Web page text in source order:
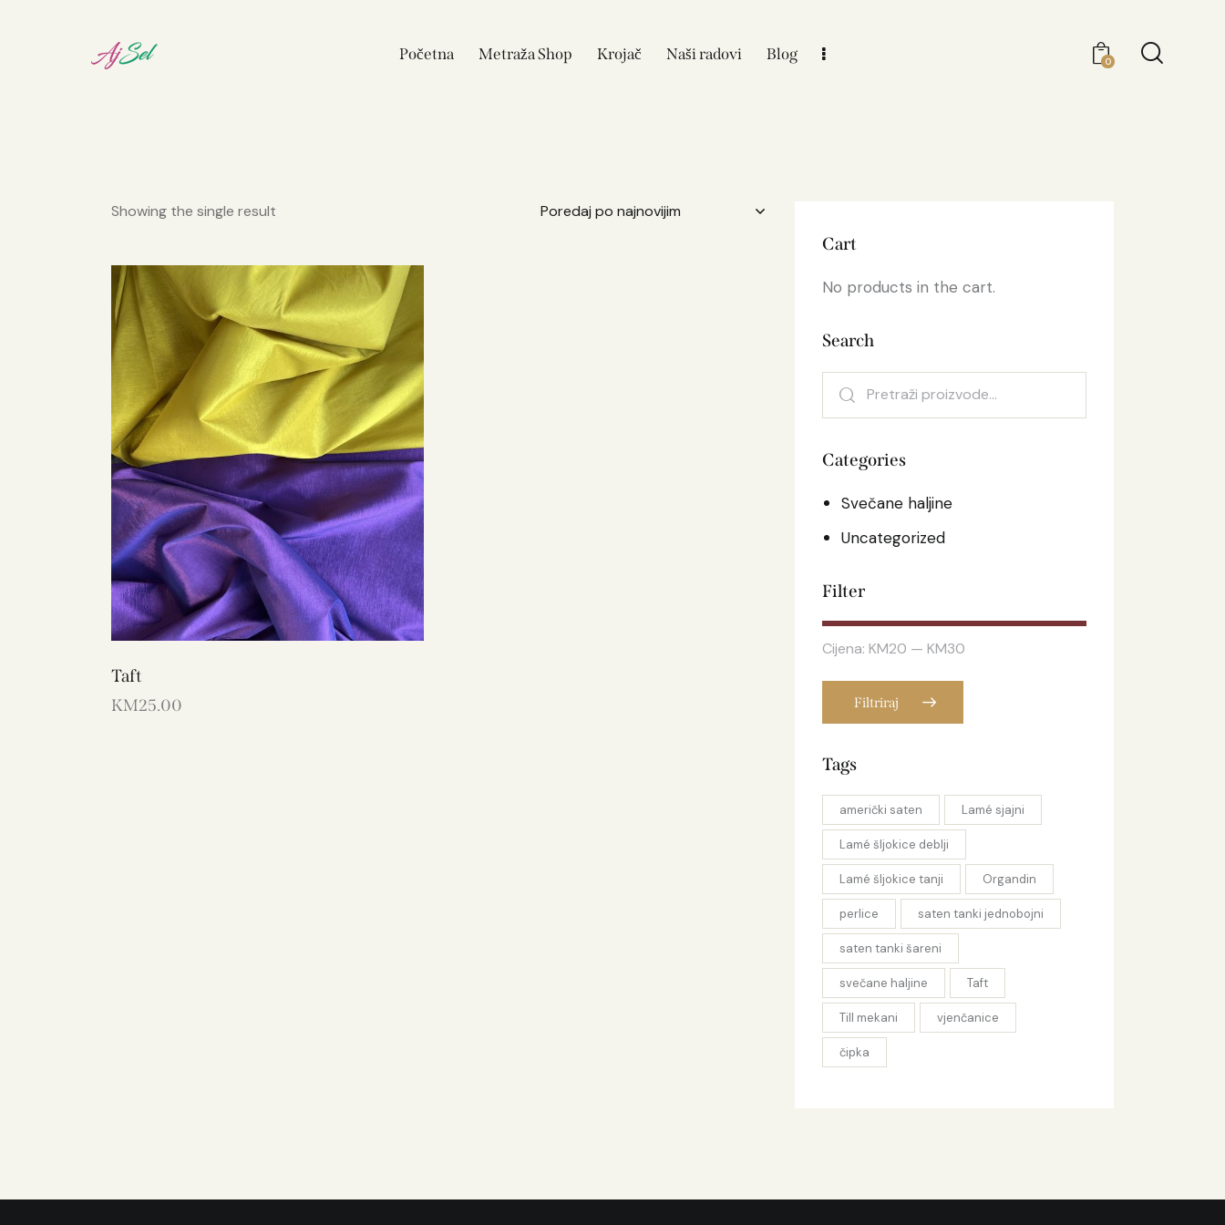
Početna Metraža Shop Krojač Naši radovi Blog 0
Showing the single result
Taft
KM25.00
Cart
No products in the cart.
Search
Pretraga
Categories
Svečane haljine
Uncategorized
Filter
Filtriraj
Cijena:KM20 —KM30
Tags
američki saten Lamé sjajni
Lamé šljokice deblji
Lamé šljokice tanji Organdin
perlice saten tanki jednobojni
saten tanki šareni
svečane haljine Taft
Till mekani vjenčanice
čipka